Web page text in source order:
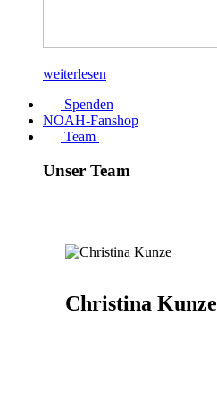
weiterlesen
Spenden
NOAH-Fanshop
Team
Unser Team
Christina Kunze